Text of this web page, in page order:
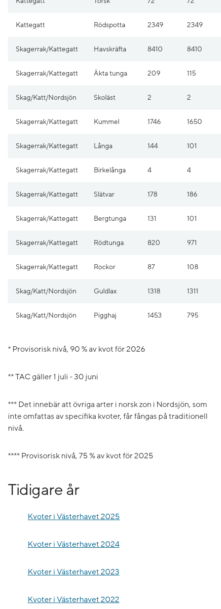
Kattegatt Rödspotta 2349 2349
Skagerrak/Kattegatt Havskräfta 8410 8410
Skagerrak/Kattegatt Äkta tunga 209 115
Skag/Katt/Nordsjön Skoläst 2 2
Skagerrak/Kattegatt Kummel 1746 1650
Skagerrak/Kattegatt Långa 144 101
Skagerrak/Kattegatt Birkelånga 4 4
Skagerrak/Kattegatt Slätvar 178 186
Skagerrak/Kattegatt Bergtunga 131 101
Skagerrak/Kattegatt Rödtunga 820 971
Skagerrak/Kattegatt Rockor 87 108
Skag/Katt/Nordsjön Guldlax 1318 1311
Skag/Katt/Nordsjön Pigghaj 1453 795
* Provisorisk nivå, 90 % av kvot för 2026
** TAC gäller 1 juli - 30 juni
*** Det innebär att övriga arter i norsk zon i Nordsjön, som
inte omfattas av specifika kvoter, får fångas på traditionell
nivå.
**** Provisorisk nivå, 75 % av kvot för 2025
Tidigare år
Kvoter i Västerhavet 2025
Kvoter i Västerhavet 2024
Kvoter i Västerhavet 2023
Kvoter i Västerhavet 2022